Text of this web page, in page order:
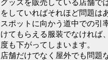
グッズを販売している店舗で
をしていればそれほど問題は
スポットに向かう道中での引
けてもらえる服装でなければ
度も下がってしまいます。
店舗だけでなく屋外でも問題